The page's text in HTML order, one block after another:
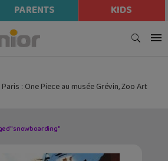
PARENTS KIDS
: One Piece au musée Grévin, Zoo Art
"snowboarding"